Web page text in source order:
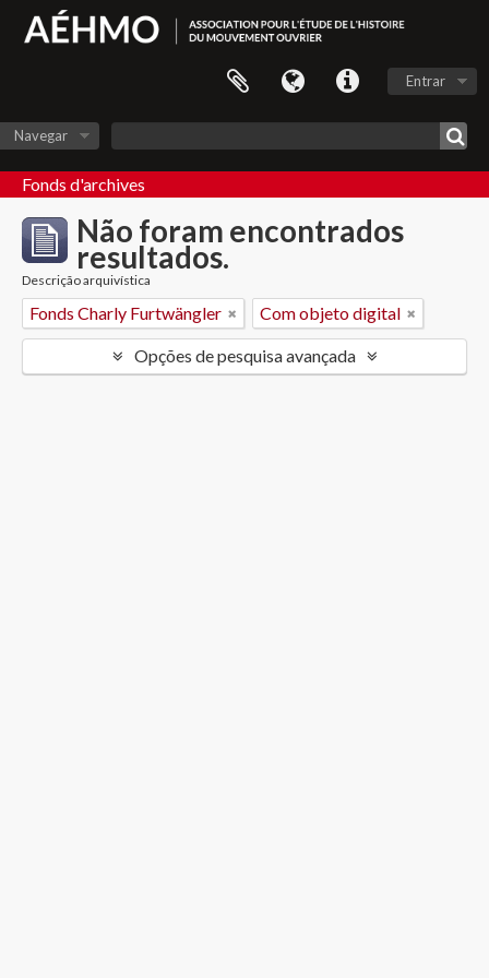
Entrar
Navegar
Fonds d'archives
Não foram encontrados
resultados.
Descrição arquivística
Fonds Charly Furtwängler Com objeto digital
Opções de pesquisa avançada